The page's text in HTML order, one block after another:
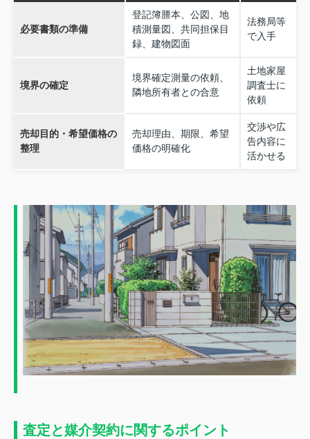
必要書類の準備
登記簿謄本、公図、地
積測量図、共同担保目
録、建物図面
法務局等
で入手
境界の確定
境界確定測量の依頼、
隣地所有者との合意
土地家屋
調査士に
依頼
売却目的・希望価格の
整理
売却理由、期限、希望
価格の明確化
交渉や広
告内容に
活かせる
査定と媒介契約に関するポイント